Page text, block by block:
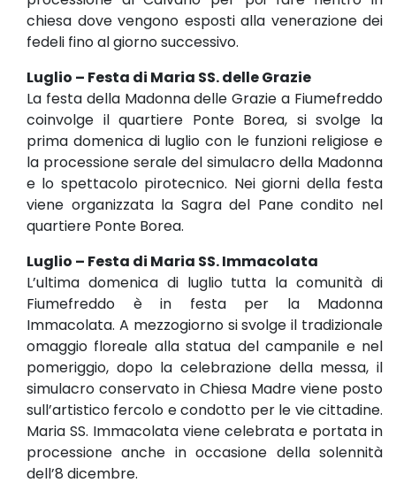
chiesa dove vengono esposti alla venerazione dei
fedeli fino al giorno successivo.
Luglio – Festa di Maria SS. delle Grazie
La festa della Madonna delle Grazie a Fiumefreddo
coinvolge il quartiere Ponte Borea, si svolge la
prima domenica di luglio con le funzioni religiose e
la processione serale del simulacro della Madonna
e lo spettacolo pirotecnico. Nei giorni della festa
viene organizzata la Sagra del Pane condito nel
quartiere Ponte Borea.
Luglio – Festa di Maria SS. Immacolata
L’ultima domenica di luglio tutta la comunità di
Fiumefreddo è in festa per la Madonna
Immacolata. A mezzogiorno si svolge il tradizionale
omaggio floreale alla statua del campanile e nel
pomeriggio, dopo la celebrazione della messa, il
simulacro conservato in Chiesa Madre viene posto
sull’artistico fercolo e condotto per le vie cittadine.
Maria SS. Immacolata viene celebrata e portata in
processione anche in occasione della solennità
dell’8 dicembre.